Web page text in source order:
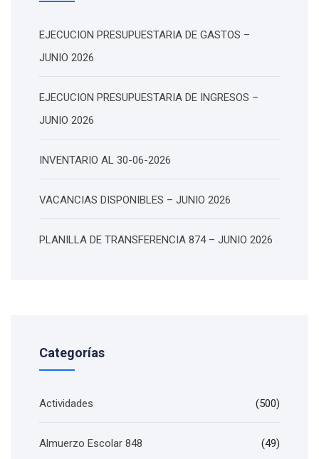
EJECUCION PRESUPUESTARIA DE GASTOS –
JUNIO 2026
EJECUCION PRESUPUESTARIA DE INGRESOS –
JUNIO 2026
INVENTARIO AL 30-06-2026
VACANCIAS DISPONIBLES – JUNIO 2026
PLANILLA DE TRANSFERENCIA 874 – JUNIO 2026
Categorías
Actividades (500)
Almuerzo Escolar 848 (49)